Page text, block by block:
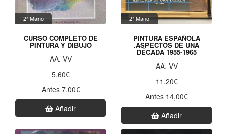
2ª Mano
CURSO COMPLETO DE
PINTURA Y DIBUJO
AA. VV
5,60€
Antes 7,00€
Añadir
2ª Mano
PINTURA ESPAÑOLA
.ASPECTOS DE UNA
DÉCADA 1955-1965
AA. VV
11,20€
Antes 14,00€
Añadir